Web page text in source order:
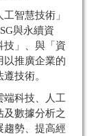
智慧技術」
與永續資
技」、與「資
以推廣企業的
技術。
端科技、人工
及數據分析之
趨勢、提高經